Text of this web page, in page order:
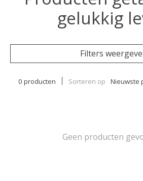
gelukkig
Filters
0 producten Sorteren op Nieuwste
Geen producten